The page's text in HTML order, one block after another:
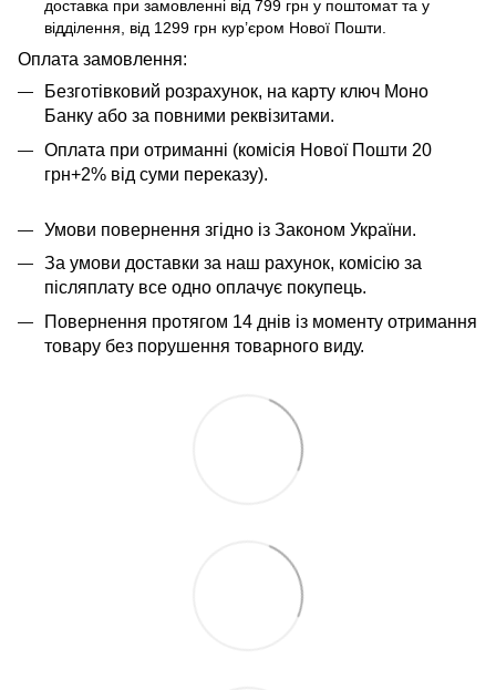
доставка при замовленні від 799 грн у поштомат та у
відділення, від 1299 грн кур’єром Нової Пошти.
​​​​Оплата замовлення:
Безготівковий розрахунок, на карту ключ Моно
Банку або за повними реквізитами.
Оплата при отриманні (комісія Нової Пошти 20
грн+2% від суми переказу).
Умови повернення згідно із Законом України.
За умови доставки за наш рахунок, комісію за
післяплату все одно оплачує покупець.
Повернення протягом 14 днів із моменту отримання
товару без порушення товарного виду.